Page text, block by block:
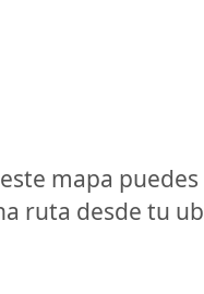
mapa
ruta desde tu